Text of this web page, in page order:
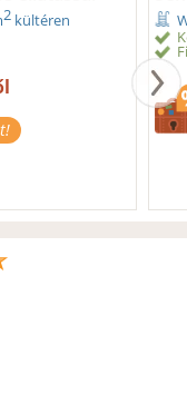
2 kültéren